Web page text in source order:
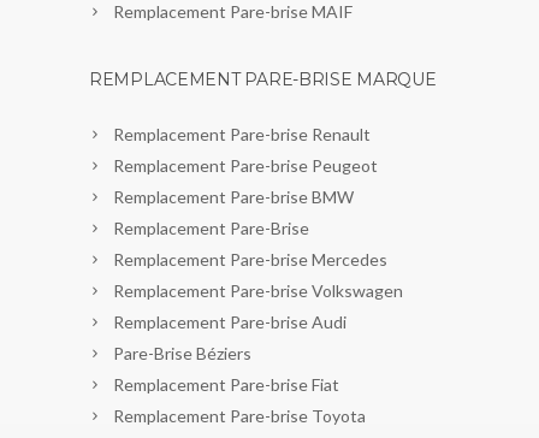
Remplacement Pare-brise MAIF
REMPLACEMENT PARE-BRISE MARQUE
Remplacement Pare-brise Renault
Remplacement Pare-brise Peugeot
Remplacement Pare-brise BMW
Remplacement Pare-Brise
Remplacement Pare-brise Mercedes
Remplacement Pare-brise Volkswagen
Remplacement Pare-brise Audi
Pare-Brise Béziers
Remplacement Pare-brise Fiat
Remplacement Pare-brise Toyota